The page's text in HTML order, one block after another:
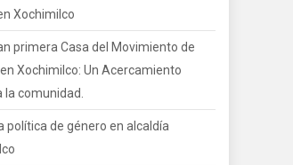
Xochimilco
primera Casa del Movimiento de
Xochimilco: Un Acercamiento
la comunidad.
política de género en alcaldía